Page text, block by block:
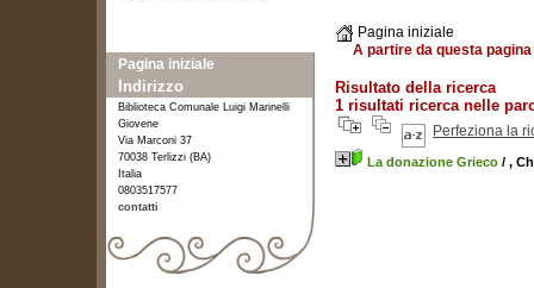
Pagina iniziale
A partire da questa
Risultato della ricerca
1 risultati ricerca nelle
Perfeziona la
La donazione Grieco / ,
Pagina iniziale
Indirizzo
Biblioteca Comunale Luigi Marinelli
Giovene
Via Marconi 37
70038 Terlizzi (BA)
Italia
0803517577
contatti